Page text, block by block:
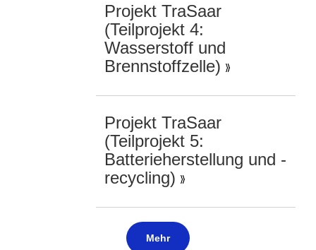
Projekt TraSaar
(Teilprojekt 4:
Wasserstoff und
Brennstoffzelle)
Projekt TraSaar
(Teilprojekt 5:
Batterieherstellung und -
recycling)
Mehr